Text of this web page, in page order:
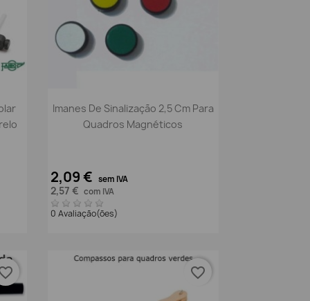
 Vista rápida
Imanes De Sinalização 2,5 Cm Para
Quadros Magnéticos
2,09 € sem IVA
2,57 € com IVA
0 Avaliação(ões)
favorite_border